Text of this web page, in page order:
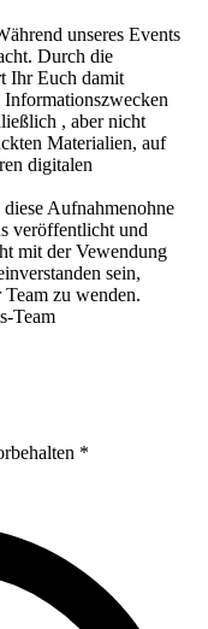
unseres Events
Durch die
Ihr Euch damit
Informationszwecken
, aber nicht
Materialien, auf
digitalen
Aufnahmenohne
veröffentlicht und
mit der Vewendung
sein,
zu wenden.
Team
*